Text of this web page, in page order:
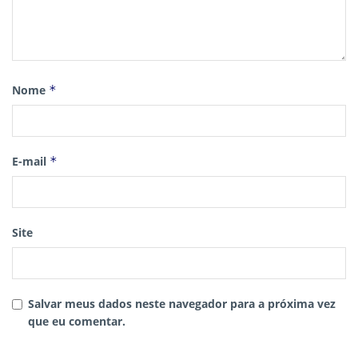
Nome *
E-mail *
Site
Salvar meus dados neste navegador para a próxima vez
que eu comentar.